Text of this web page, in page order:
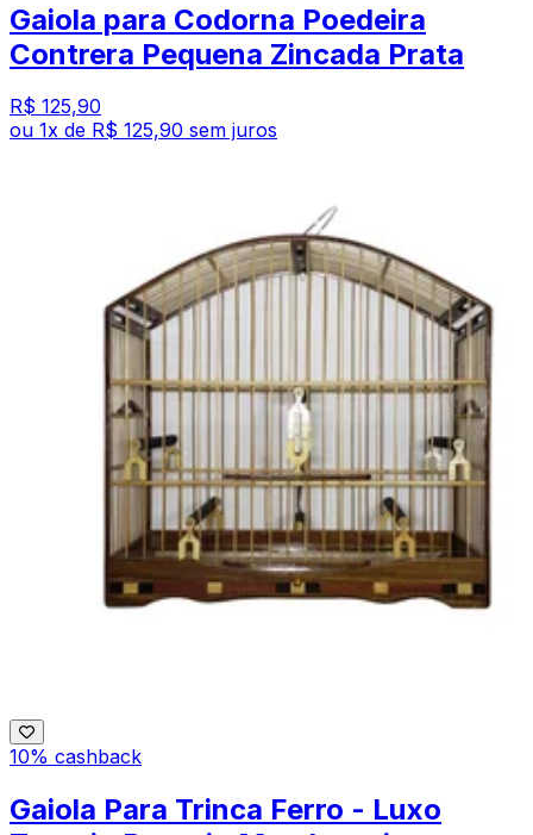
Gaiola para Codorna Poedeira
Contrera Pequena Zincada Prata
R$ 125,90
ou 1x de R$ 125,90 sem juros
10% cashback
Gaiola Para Trinca Ferro - Luxo